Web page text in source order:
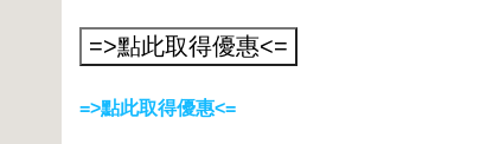
=>點此取得優惠<=